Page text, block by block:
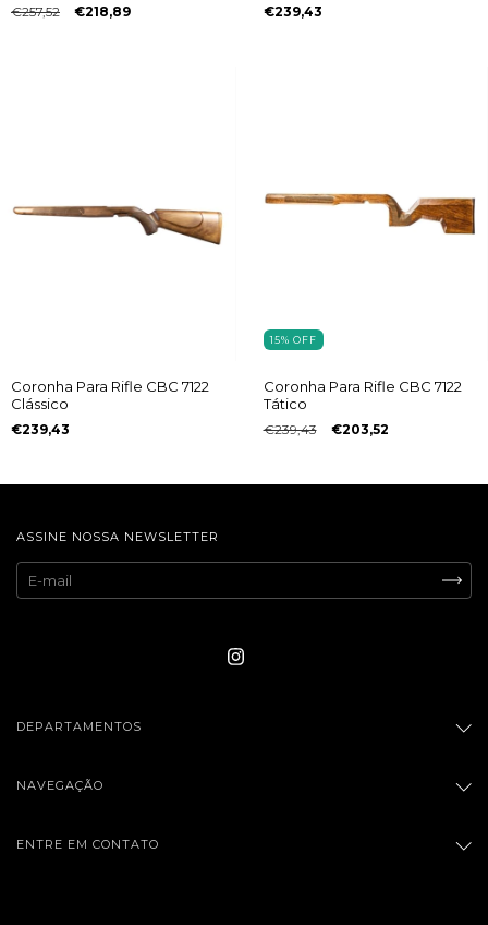
€257,52 €218,89 €239,43
Coronha Para Rifle CBC 7122
Clássico
€239,43
15% OFF
Coronha Para Rifle CBC 7122
Tático
€239,43 €203,52
ASSINE NOSSA NEWSLETTER
DEPARTAMENTOS
NAVEGAÇÃO
ENTRE EM CONTATO